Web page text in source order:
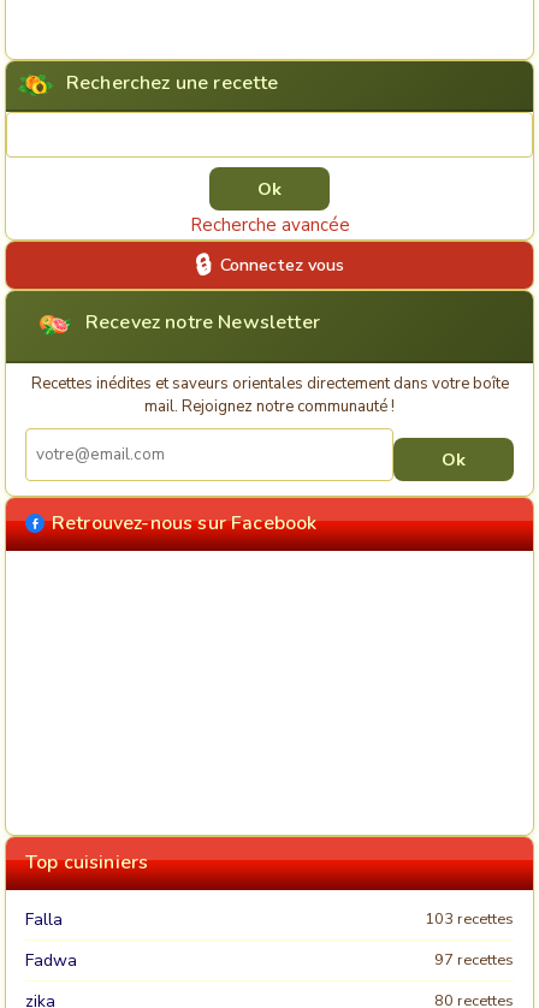
Recherchez une recette
Recherche avancée
Connectez vous
Recevez notre Newsletter
Recettes inédites et saveurs orientales directement dans votre boîte
mail. Rejoignez notre communauté !
Retrouvez-nous sur Facebook
Top cuisiniers
Falla 103 recettes
Fadwa 97 recettes
zika 80 recettes